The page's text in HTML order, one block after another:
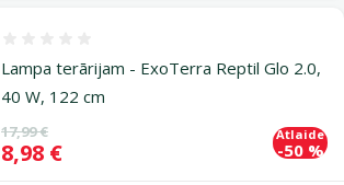
Lampa terārijam - ExoTerra Reptil Glo 2.0,
40 W, 122 cm
Oriģinālā cena
17,99 €
Cena
8,98 €
Atlaide
-50 %